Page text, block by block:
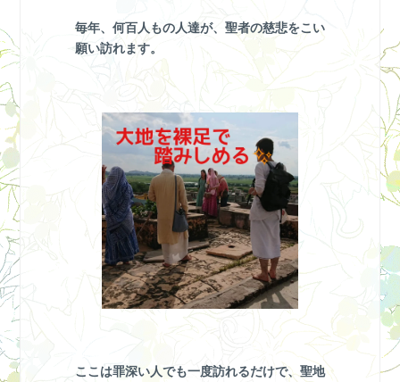
毎年、何百人もの人達が、聖者の慈悲をこい
願い訪れます。
ここは罪深い人でも一度訪れるだけで、聖地